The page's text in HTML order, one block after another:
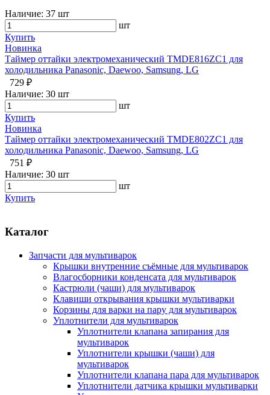
Наличие: 37 шт
шт
Купить
Новинка
Таймер оттайки электромеханический TMDE816ZC1 для
холодильника Panasonic, Daewoo, Samsung, LG
729 ₽
Наличие: 30 шт
шт
Купить
Новинка
Таймер оттайки электромеханический TMDE802ZC1 для
холодильника Panasonic, Daewoo, Samsung, LG
751 ₽
Наличие: 30 шт
шт
Купить
Каталог
Запчасти для мультиварок
Крышки внутренние съёмные для мультиварок
Влагосборники конденсата для мультиварок
Кастрюли (чаши) для мультиварок
Клавиши открывания крышки мультиварки
Корзины для варки на пару для мультиварок
Уплотнители для мультиварок
Уплотнители клапана запирания для
мультиварок
Уплотнители крышки (чаши) для
мультиварок
Уплотнители клапана пара для мультиварок
Уплотнители датчика крышки мультиварки